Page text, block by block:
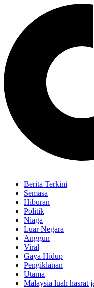
Berita Terkini
Semasa
Hiburan
Politik
Niaga
Luar Negara
Anggun
Viral
Gaya Hidup
Pengiklanan
Utama
Malaysia luah hasrat